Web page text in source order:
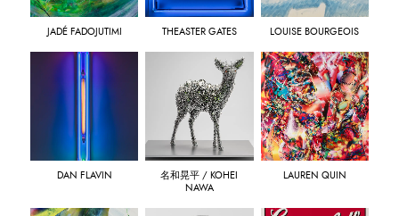
JADÉ FADOJUTIMI THEASTER GATES LOUISE BOURGEOIS
DAN FLAVIN
名和晃平 / KOHEI
NAWA
LAUREN QUIN